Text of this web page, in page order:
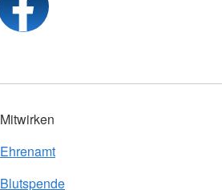
Mitwirken
Ehrenamt
Blutspende